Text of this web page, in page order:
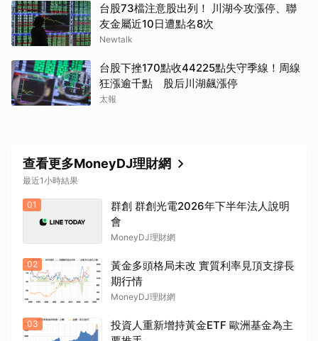
台股73檔注意股出列！ 川湖今攻漲停、聯
友金屬近10日遭點名8次
Newtalk
台股下挫170點收44225點失守季線！周線
狂漲逾千點 股后川湖飆漲停
太報
查看更多MoneyDJ理財網
最近1小時結果
01
群創 群創光電2026年下半年法人說明
會
MoneyDJ理財網
02
黃金多頭格局未改 實質利率見頂支撐長
期行情
MoneyDJ理財網
03
投資人重新增持黃金ETF 歐洲基金為主
取消